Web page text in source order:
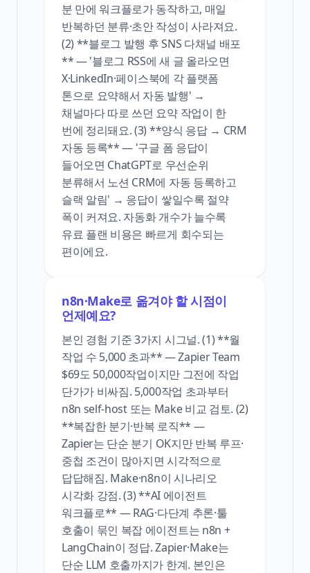
분 만에 워크플로가 동작하고, 매일
반복하던 분류·초안 작성이 사라져요.
(2) **블로그 발행 후 SNS 다채널 배포
** — '블로그 RSS에 새 글 올라오면
X·LinkedIn·페이스북에 각 플랫폼
톤으로 요약해서 자동 발행' →
채널마다 따로 쓰던 요약 작업이 한
번에 정리돼요. (3) **양식 응답 → CRM
자동 등록** — '구글 폼 응답이
들어오면 ChatGPT로 우선순위
분류해서 노션 CRM에 자동 등록하고
슬랙 알림' → 응답이 쌓일수록 절약
폭이 커져요. 자동화 개수가 늘수록
유료 플랜 비용은 빠르게 회수되는
편이에요.
n8n·Make로 옮겨야 할 시점이
언제예요?
본인 경험 기준 3가지 시그널. (1) **월
작업 수 5,000 초과** — Zapier Team
$69도 50,000작업이지만 그전에 작업
단가가 비싸짐. 5,000작업 초과부터
n8n self-host 또는 Make 비교 검토. (2)
**복잡한 분기·반복 로직** —
Zapier는 단순 분기 OK지만 반복 루프·
중첩 조건이 많아지면 시각적으로
답답해짐. Make·n8n이 시나리오
시각화 강점. (3) **AI 에이전트
워크플로** — RAG·다단계 추론·툴
호출이 묶인 복잡 에이전트는 n8n +
LangChain이 정답. Zapier·Make는
단순 LLM 호출까지가 한계. 본인은